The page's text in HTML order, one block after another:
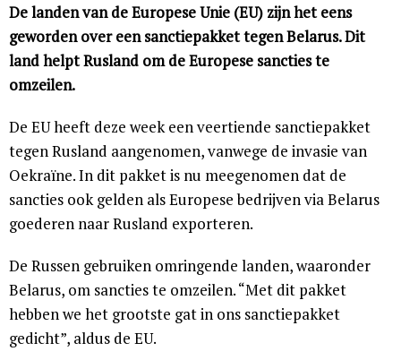
De landen van de Europese Unie (EU) zijn het eens
geworden over een sanctiepakket tegen Belarus. Dit
land helpt Rusland om de Europese sancties te
omzeilen.
De EU heeft deze week een veertiende sanctiepakket
tegen Rusland aangenomen, vanwege de invasie van
Oekraïne. In dit pakket is nu meegenomen dat de
sancties ook gelden als Europese bedrijven via Belarus
goederen naar Rusland exporteren.
De Russen gebruiken omringende landen, waaronder
Belarus, om sancties te omzeilen. “Met dit pakket
hebben we het grootste gat in ons sanctiepakket
gedicht”, aldus de EU.